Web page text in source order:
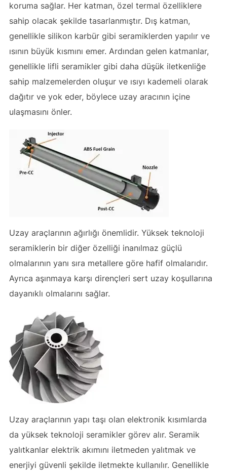
koruma sağlar. Her katman, özel termal özelliklere
sahip olacak şekilde tasarlanmıştır. Dış katman,
genellikle silikon karbür gibi seramiklerden yapılır ve
ısının büyük kısmını emer. Ardından gelen katmanlar,
genellikle lifli seramikler gibi daha düşük iletkenliğe
sahip malzemelerden oluşur ve ısıyı kademeli olarak
dağıtır ve yok eder, böylece uzay aracının içine
ulaşmasını önler.
Uzay araçlarının ağırlığı önemlidir. Yüksek teknoloji
seramiklerin bir diğer özelliği inanılmaz güçlü
olmalarının yanı sıra metallere göre hafif olmalarıdır.
Ayrıca aşınmaya karşı dirençleri sert uzay koşullarına
dayanıklı olmalarını sağlar.
Uzay araçlarının yapı taşı olan elektronik kısımlarda
da yüksek teknoloji seramikler görev alır. Seramik
yalıtkanlar elektrik akımını iletmeden yalıtmak ve
enerjiyi güvenli şekilde iletmekte kullanılır. Genellikle